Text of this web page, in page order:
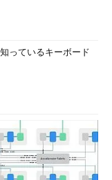
っているキーボード